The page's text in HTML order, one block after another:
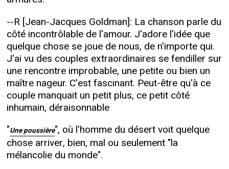
--R [Jean-Jacques Goldman]: La chanson parle du
côté incontrôlable de l'amour. J'adore l'idée que
quelque chose se joue de nous, de n'importe qui.
J'ai vu des couples extraordinaires se fendiller sur
une rencontre improbable, une petite ou bien un
maître nageur. C'est fascinant. Peut-être qu'à ce
couple manquait un petit plus, ce petit côté
inhumain, déraisonnable
"Une poussière", où l'homme du désert voit quelque
chose arriver, bien, mal ou seulement "la
mélancolie du monde".